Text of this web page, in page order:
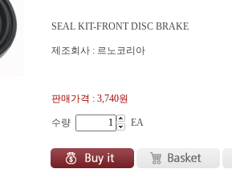
SEAL KIT-FRONT DISC BRAKE
제조회사 : 르노코리아
판매가격 : 3,740원
수량 EA